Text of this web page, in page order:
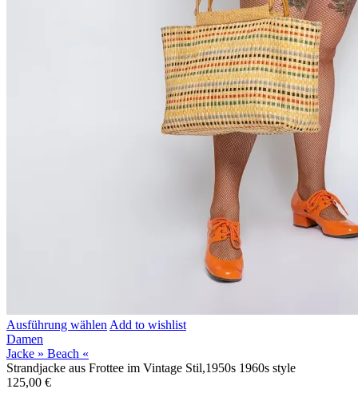
Ausführung wählen Add to wishlist
Damen
Jacke » Beach «
Strandjacke aus Frottee im Vintage Stil,1950s 1960s style
125,00 €